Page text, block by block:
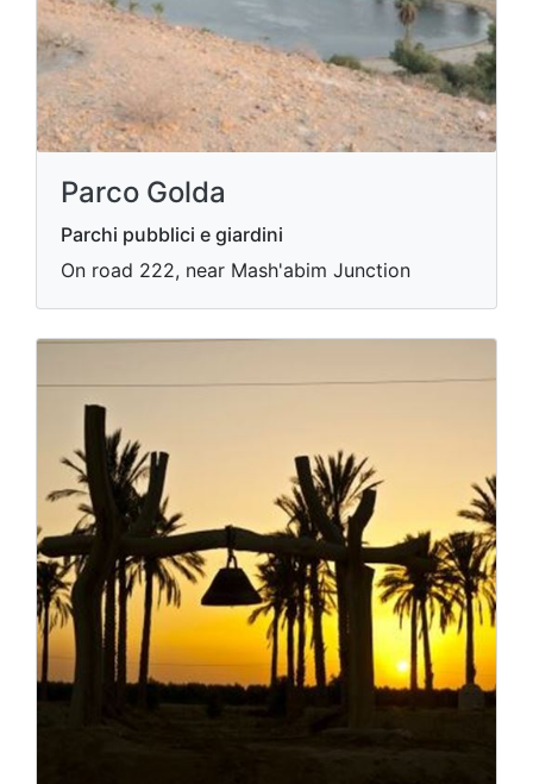
Parco Golda
Parchi pubblici e giardini
On road 222, near Mash'abim Junction